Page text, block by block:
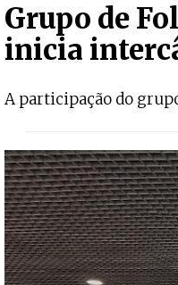
Grupo de
inicia
A participação do